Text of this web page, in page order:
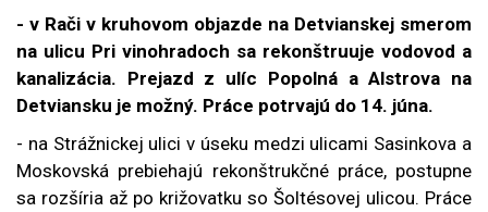
- v Rači v kruhovom objazde na Detvianskej smerom
na ulicu Pri vinohradoch sa rekonštruuje vodovod a
kanalizácia. Prejazd z ulíc Popolná a Alstrova na
Detviansku je možný. Práce potrvajú do 14. júna.
- na Strážnickej ulici v úseku medzi ulicami Sasinkova a
Moskovská prebiehajú rekonštrukčné práce, postupne
sa rozšíria až po križovatku so Šoltésovej ulicou. Práce